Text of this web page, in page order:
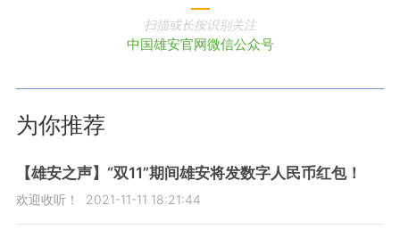
扫描或长按识别关注
中国雄安官网微信公众号
为你推荐
【雄安之声】“双11”期间雄安将发数字人民币红包！
欢迎收听！ 2021-11-11 18:21:44